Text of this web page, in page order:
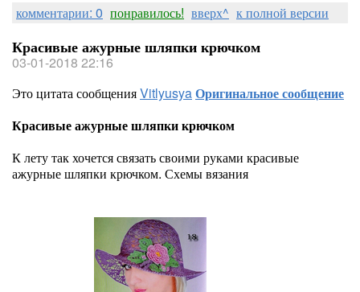
комментарии: 0 понравилось! вверх^ к полной версии
Красивые ажурные шляпки крючком
03-01-2018 22:16
Это цитата сообщенияVitlyusyaОригинальное сообщение
Красивые ажурные шляпки крючком
К лету так хочется связать своими руками красивые
ажурные шляпки крючком. Схемы вязания